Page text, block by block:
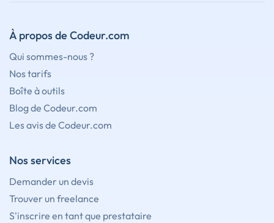
À propos de Codeur.com
Qui sommes-nous ?
Nos tarifs
Boîte à outils
Blog de Codeur.com
Les avis de Codeur.com
Nos services
Demander un devis
Trouver un freelance
S'inscrire en tant que prestataire